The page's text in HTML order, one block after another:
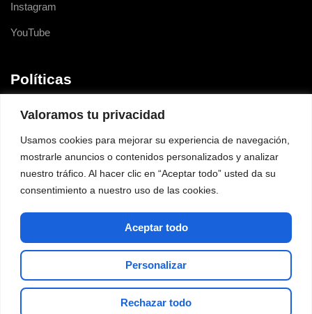
Valoramos tu privacidad
Usamos cookies para mejorar su experiencia de navegación,
mostrarle anuncios o contenidos personalizados y analizar
nuestro tráfico. Al hacer clic en “Aceptar todo” usted da su
consentimiento a nuestro uso de las cookies.
Personalizar
Rechazar todo
Aceptar todo
Instagram
YouTube
Políticas
Terminarnos y condiciones
Política de Protección de Información
Política de Cookies